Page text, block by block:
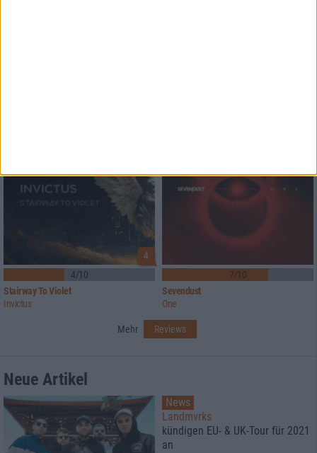
4
4/10
Stairway To Violet
Invictus
7/10
Sevendust
One
Mehr Reviews
Neue Artikel
News
Landmvrks
kündigen EU- & UK-Tour für 2021
an